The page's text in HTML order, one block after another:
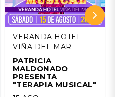
VERANDA HOTEL
VIÑA DEL MAR
PATRICIA
MALDONADO
PRESENTA
"TERAPIA MUSICAL"